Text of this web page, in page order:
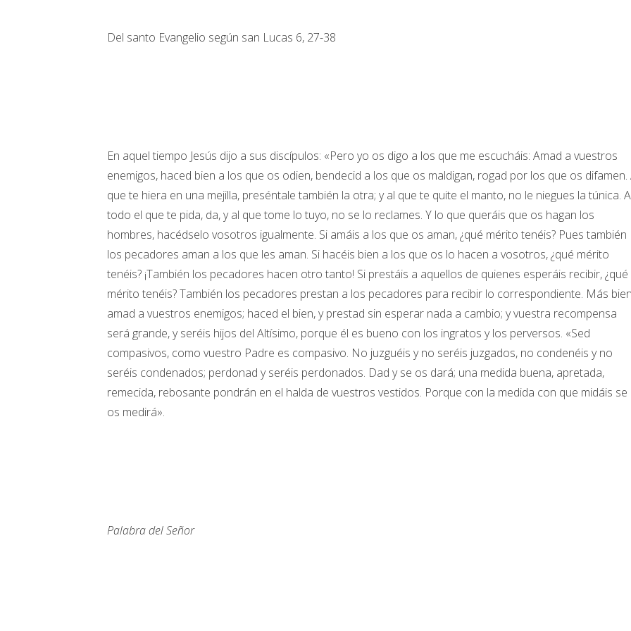
Del santo Evangelio según san Lucas 6, 27-38
En aquel tiempo Jesús dijo a sus discípulos: «Pero yo os digo a los que me escucháis: Amad a vuestros
enemigos, haced bien a los que os odien, bendecid a los que os maldigan, rogad por los que os difamen.
que te hiera en una mejilla, preséntale también la otra; y al que te quite el manto, no le niegues la túnica. A
todo el que te pida, da, y al que tome lo tuyo, no se lo reclames. Y lo que queráis que os hagan los
hombres, hacédselo vosotros igualmente. Si amáis a los que os aman, ¿qué mérito tenéis? Pues también
los pecadores aman a los que les aman. Si hacéis bien a los que os lo hacen a vosotros, ¿qué mérito
tenéis? ¡También los pecadores hacen otro tanto! Si prestáis a aquellos de quienes esperáis recibir, ¿qué
mérito tenéis? También los pecadores prestan a los pecadores para recibir lo correspondiente. Más
amad a vuestros enemigos; haced el bien, y prestad sin esperar nada a cambio; y vuestra recompensa
será grande, y seréis hijos del Altísimo, porque él es bueno con los ingratos y los perversos. «Sed
compasivos, como vuestro Padre es compasivo. No juzguéis y no seréis juzgados, no condenéis y no
seréis condenados; perdonad y seréis perdonados. Dad y se os dará; una medida buena, apretada,
remecida, rebosante pondrán en el halda de vuestros vestidos. Porque con la medida con que midáis se
os medirá».
Palabra del Señor